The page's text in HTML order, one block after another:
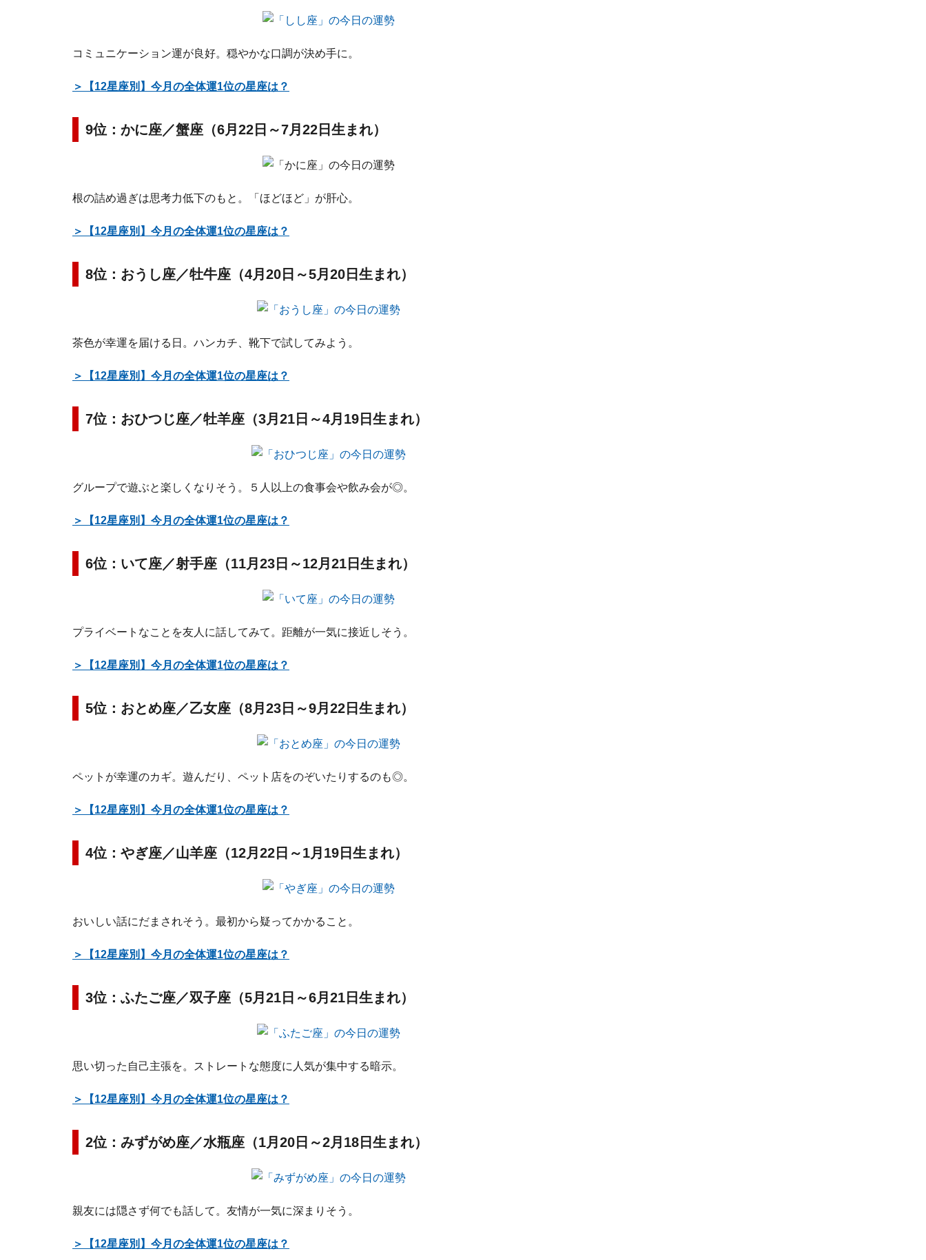
コミュニケーション運が良好。穏やかな口調が決め手に。
＞【12星座別】今月の全体運1位の星座は？
9位：かに座／蟹座（6月22日～7月22日生まれ）
根の詰め過ぎは思考力低下のもと。「ほどほど」が肝心。
＞【12星座別】今月の全体運1位の星座は？
8位：おうし座／牡牛座（4月20日～5月20日生まれ）
茶色が幸運を届ける日。ハンカチ、靴下で試してみよう。
＞【12星座別】今月の全体運1位の星座は？
7位：おひつじ座／牡羊座（3月21日～4月19日生まれ）
グループで遊ぶと楽しくなりそう。５人以上の食事会や飲み会が◎。
＞【12星座別】今月の全体運1位の星座は？
6位：いて座／射手座（11月23日～12月21日生まれ）
プライベートなことを友人に話してみて。距離が一気に接近しそう。
＞【12星座別】今月の全体運1位の星座は？
5位：おとめ座／乙女座（8月23日～9月22日生まれ）
ペットが幸運のカギ。遊んだり、ペット店をのぞいたりするのも◎。
＞【12星座別】今月の全体運1位の星座は？
4位：やぎ座／山羊座（12月22日～1月19日生まれ）
おいしい話にだまされそう。最初から疑ってかかること。
＞【12星座別】今月の全体運1位の星座は？
3位：ふたご座／双子座（5月21日～6月21日生まれ）
思い切った自己主張を。ストレートな態度に人気が集中する暗示。
＞【12星座別】今月の全体運1位の星座は？
2位：みずがめ座／水瓶座（1月20日～2月18日生まれ）
親友には隠さず何でも話して。友情が一気に深まりそう。
＞【12星座別】今月の全体運1位の星座は？